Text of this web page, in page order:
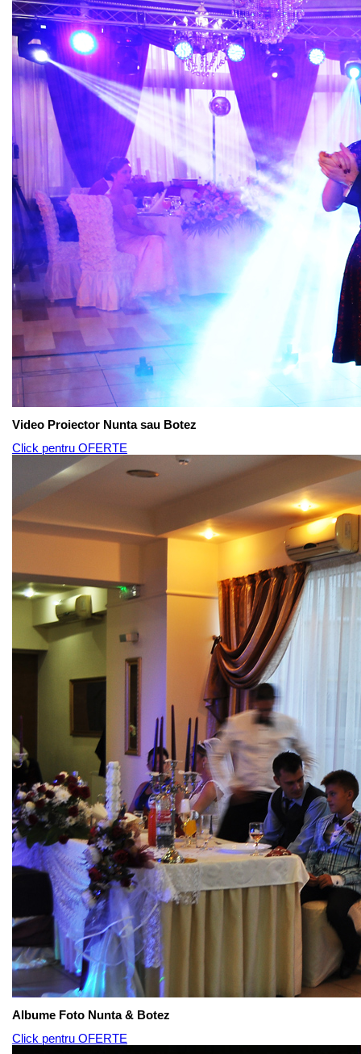
Video Proiector Nunta sau Botez
Click pentru OFERTE
Albume Foto Nunta & Botez
Click pentru OFERTE